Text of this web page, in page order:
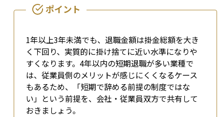
1年以上3年未満でも、退職金額は掛金総額を大き
く下回り、実質的に掛け捨てに近い水準になりや
すくなります。4年以内の短期退職が多い業種で
は、従業員側のメリットが感じにくくなるケース
もあるため、「短期で辞める前提の制度ではな
い」という前提を、会社・従業員双方で共有して
おきましょう。